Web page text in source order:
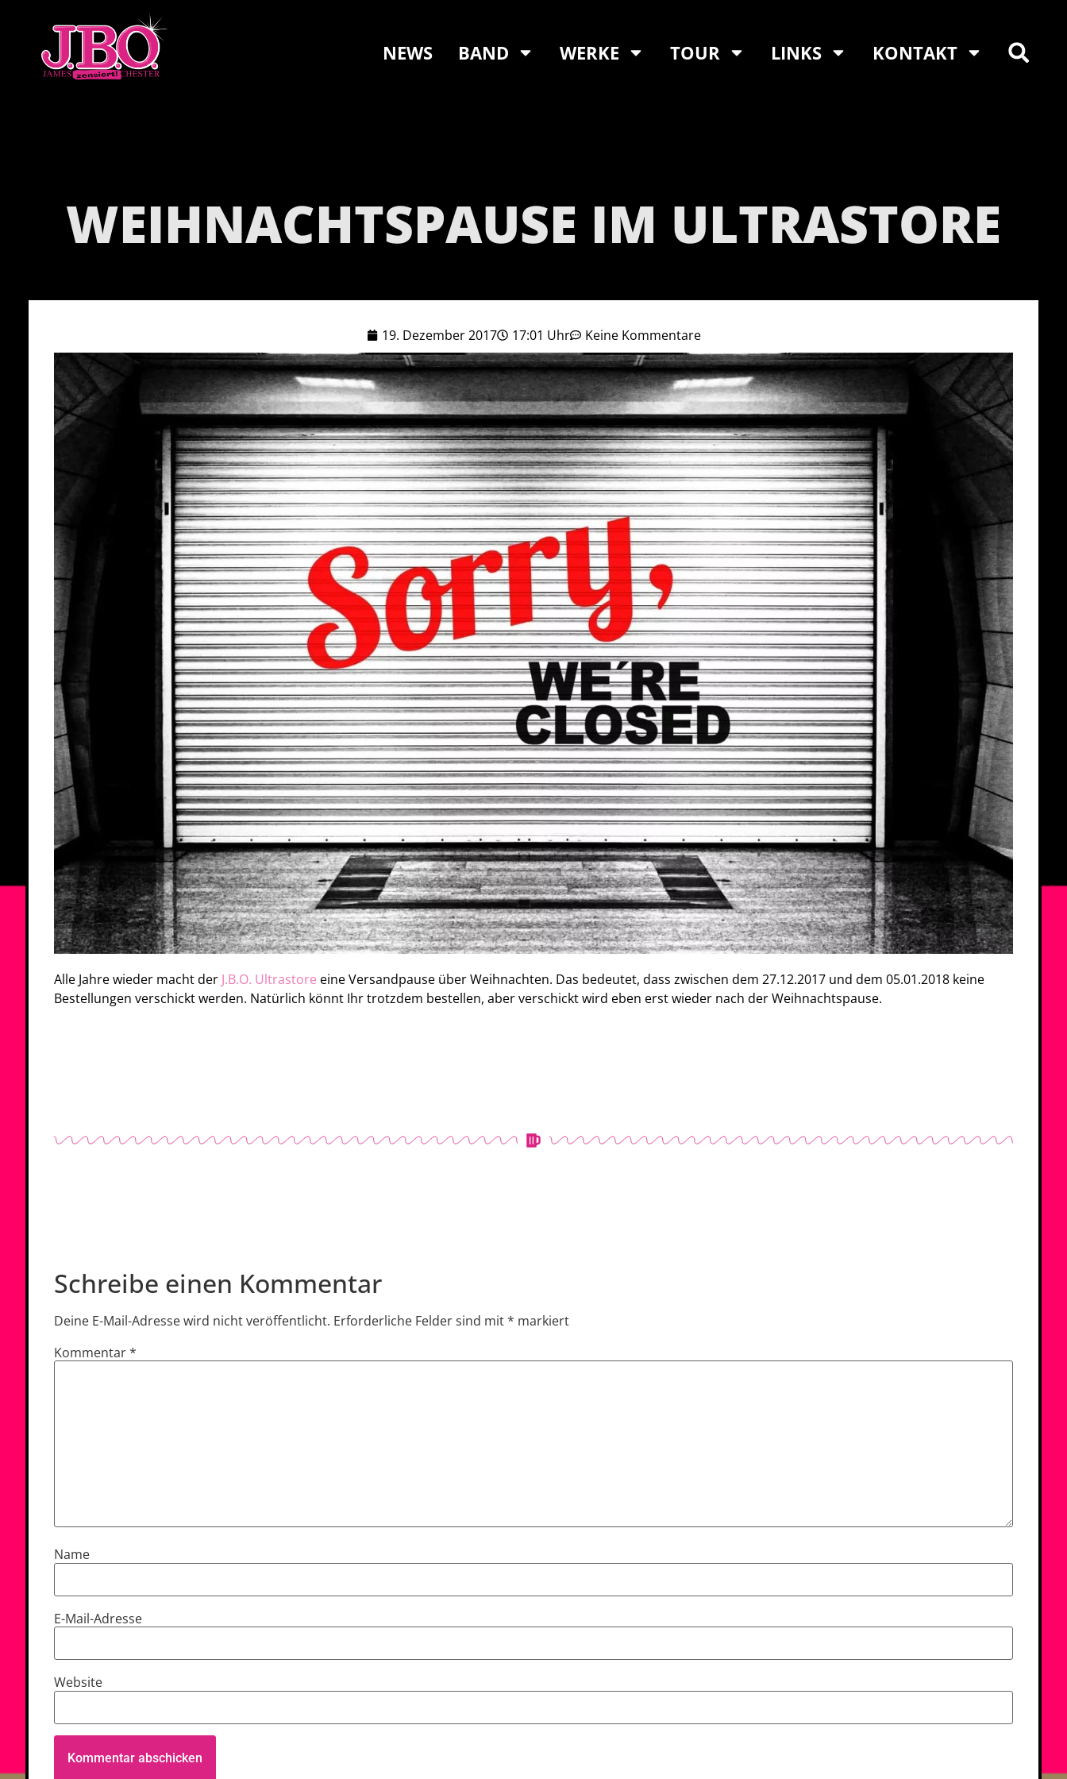
NEWS BAND WERKE TOUR LINKS KONTAKT
WEIHNACHTSPAUSE IM ULTRASTORE
19. Dezember 2017 17:01 Uhr Keine Kommentare
Alle Jahre wieder macht der J.B.O. Ultrastore eine Versandpause über Weihnachten. Das bedeutet, dass zwischen dem 27.12.2017 und dem 05.01.2018 keine
Bestellungen verschickt werden. Natürlich könnt Ihr trotzdem bestellen, aber verschickt wird eben erst wieder nach der Weihnachtspause.
Schreibe einen Kommentar
Deine E-Mail-Adresse wird nicht veröffentlicht. Erforderliche Felder sind mit* markiert
Kommentar*
Name
E-Mail-Adresse
Website